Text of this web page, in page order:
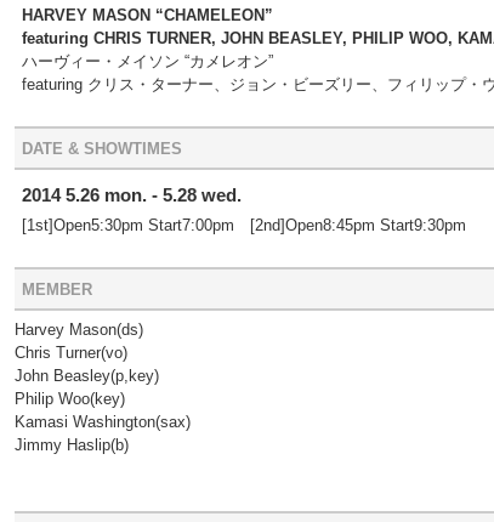
HARVEY MASON “CHAMELEON”
featuring CHRIS TURNER, JOHN BEASLEY, PHILIP WOO,
ハーヴィー・メイソン “カメレオン”
featuring クリス・ターナー、ジョン・ビーズリー、フィリップ・
DATE & SHOWTIMES
2014 5.26 mon. - 5.28 wed.
[1st]Open5:30pm Start7:00pm [2nd]Open8:45pm Start9:30pm
MEMBER
Harvey Mason(ds)
Chris Turner(vo)
John Beasley(p,key)
Philip Woo(key)
Kamasi Washington(sax)
Jimmy Haslip(b)